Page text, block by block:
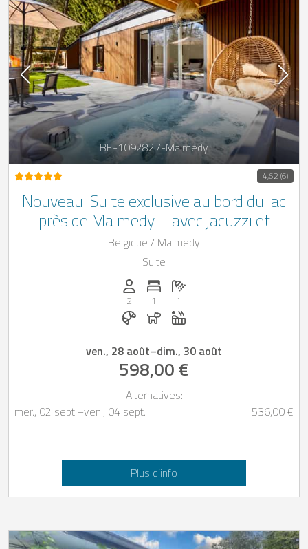
BE-1092827-Malmedy
4,62 (6)
Nouveau! Suite exclusive au bord du lac
près de Malmedy – avec jacuzzi et
baignoire avec vue panoramique pour
une détente pure et des moments
uniques
Belgique / Malmedy
Suite
Personnes (max): 2
2
Nombre de chambres: 1
1
Nombre de salles de bain: 1
1
Petit-déjeuner réservable chez
Chiens autorisés
ven., 28 août–dim., 30 août
598,00 €
Alternatives:
mer., 02 sept.–ven., 04 sept. 536,00 €
Plus d’info